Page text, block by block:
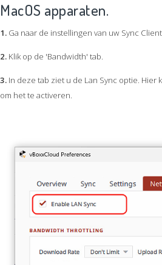
MacOS apparaten.
1. Ga naar de instellingen van uw Sync
2. Klik op de 'Bandwidth' tab.
3. In deze tab ziet u de Lan Sync optie. Hier
om het te activeren.